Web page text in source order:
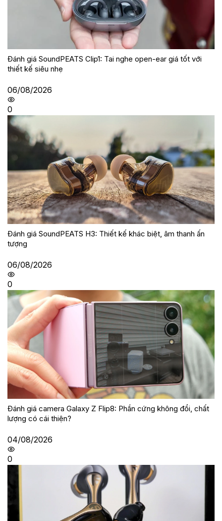
Đánh giá SoundPEATS Clip1: Tai nghe open-ear giá tốt với
thiết kế siêu nhẹ
06/08/2026
0
Đánh giá SoundPEATS H3: Thiết kế khác biệt, âm thanh ấn
tượng
06/08/2026
0
Đánh giá camera Galaxy Z Flip8: Phần cứng không đổi, chất
lượng có cái thiện?
04/08/2026
0